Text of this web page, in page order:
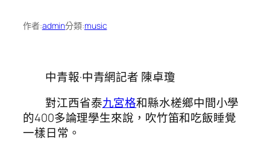
作者:admin分類:music
中青報·中青網記者 陳卓瓊
對江西省泰九宮格和縣水槎鄉中間小學
的400多論理學生來說，吹竹笛和吃飯睡覺
一樣日常。